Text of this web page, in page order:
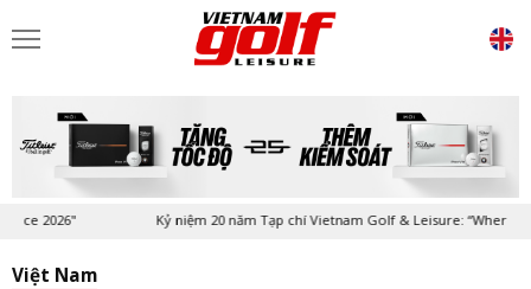
Kỷ niệm 20 năm Tạp chí Vietnam Golf & Leisure: “Where
Việt Nam